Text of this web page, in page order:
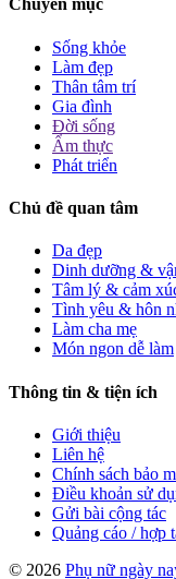
Chuyên mục
Sống khỏe
Làm đẹp
Thân tâm trí
Gia đình
Đời sống
Ẩm thực
Phát triển
Chủ đề quan tâm
Da đẹp
Dinh dưỡng &
Tâm lý & cảm
Tình yêu & hôn
Làm cha mẹ
Món ngon dễ làm
Thông tin & tiện ích
Giới thiệu
Liên hệ
Chính sách bảo
Điều khoản sử
Gửi bài cộng tác
Quảng cáo / hợp
© 2026 Phụ nữ ngày